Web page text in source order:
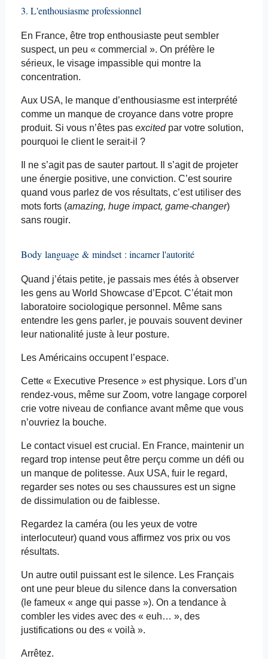
3. L'enthousiasme professionnel
En France, être trop enthousiaste peut sembler
suspect, un peu « commercial ». On préfère le
sérieux, le visage impassible qui montre la
concentration.
Aux USA, le manque d’enthousiasme est interprété
comme un manque de croyance dans votre propre
produit. Si vous n’êtes pas excitedpar votre solution,
pourquoi le client le serait-il ?
Il ne s’agit pas de sauter partout. Il s’agit de projeter
une énergie positive, une conviction. C’est sourire
quand vous parlez de vos résultats, c’est utiliser des
mots forts (amazing, hugeimpact, game-changer)
sans rougir.
Body language& mindset: incarner l'autorité
Quand j’étais petite, je passais mes étés à observer
les gens au World Showcase d’Epcot. C’était mon
laboratoire sociologique personnel. Même sans
entendre les gens parler, je pouvais souvent deviner
leur nationalité juste à leur posture.
Les Américains occupent l’espace.
Cette « Executive Presence» est physique. Lors d’un
rendez-vous, même sur Zoom, votre langage corporel
crie votre niveau de confiance avant même que vous
n’ouvriez la bouche.
Le contact visuel est crucial. En France, maintenir un
regard trop intense peut être perçu comme un défi ou
un manque de politesse. Aux USA, fuir le regard,
regarder ses notes ou ses chaussures est un signe
de dissimulation ou de faiblesse.
Regardez la caméra (ou les yeux de votre
interlocuteur) quand vous affirmez vos prix ou vos
résultats.
Un autre outil puissant est le silence. Les Français
ont une peur bleue du silence dans la conversation
(le fameux « ange qui passe »). On a tendance à
combler les vides avec des « euh… », des
justifications ou des « voilà ».
Arrêtez.